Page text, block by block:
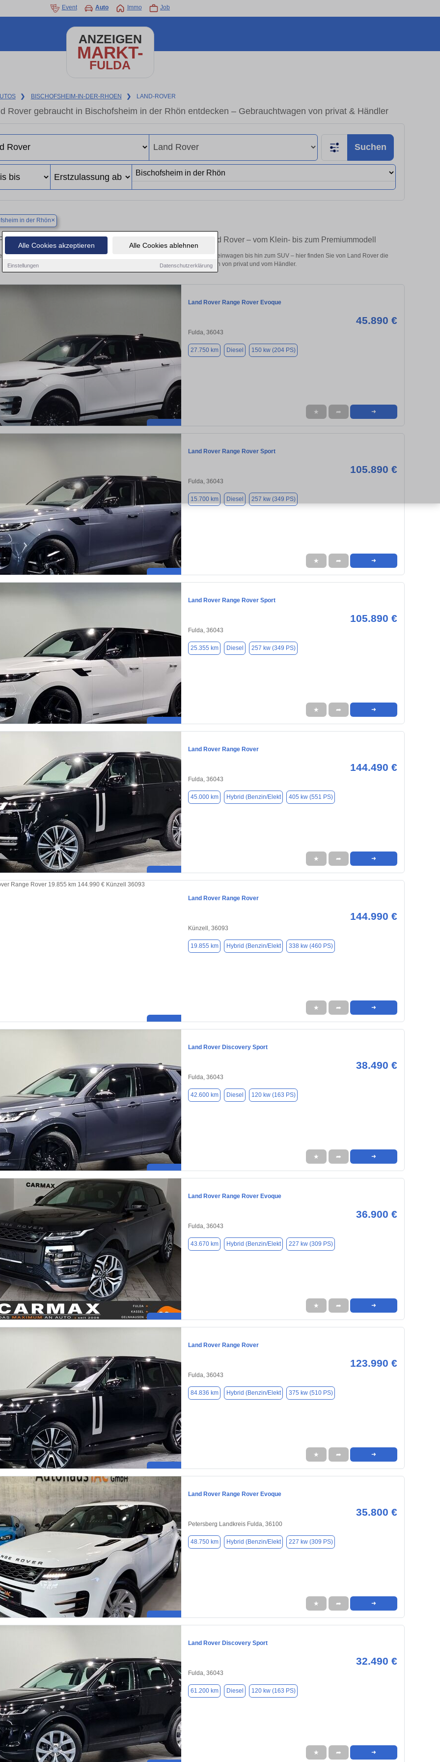
Alle Cookies akzeptieren Alle Cookies ablehnen
Einstellungen Datenschutzerklärung
Event Auto Immo Job
ANZEIGEN
MARKT-
FULDA
❯ BISCHOFSHEIM-IN-DER-RHOEN ❯ LAND-ROVER
Rover gebraucht in Bischofsheim in der Rhön entdecken – Gebrauchtwagen von privat & Händler
Suchen
in der Rhön×
Sie in Bischofsheim in der Rhön Ihren gebrauchten Land Rover – vom Klein- bis zum Premiummodell
Sie in Bischofsheim in der Rhön gebrauchte Land Rover Fahrzeuge. Von Kleinwagen bis hin zum SUV – hier finden Sie von Land Rover die
besten Gebrauchtwagen in Bischofsheim in der Rhön von privat und vom Händler.
Land Rover Range Rover Evoque
45.890 €
Fulda, 36043
27.750 km Diesel 150 kw (204 PS)
★ ➦ ➜
Land Rover Range Rover Sport
105.890 €
Fulda, 36043
15.700 km Diesel 257 kw (349 PS)
★ ➦ ➜
Land Rover Range Rover Sport
105.890 €
Fulda, 36043
25.355 km Diesel 257 kw (349 PS)
★ ➦ ➜
Land Rover Range Rover
144.490 €
Fulda, 36043
45.000 km Hybrid (Benzin/Elekt 405 kw (551 PS)
★ ➦ ➜
Land Rover Range Rover
144.990 €
Künzell, 36093
19.855 km Hybrid (Benzin/Elekt 338 kw (460 PS)
★ ➦ ➜
Land Rover Discovery Sport
38.490 €
Fulda, 36043
42.600 km Diesel 120 kw (163 PS)
★ ➦ ➜
Land Rover Range Rover Evoque
36.900 €
Fulda, 36043
43.670 km Hybrid (Benzin/Elekt 227 kw (309 PS)
★ ➦ ➜
Land Rover Range Rover
123.990 €
Fulda, 36043
84.836 km Hybrid (Benzin/Elekt 375 kw (510 PS)
★ ➦ ➜
Land Rover Range Rover Evoque
35.800 €
Petersberg Landkreis Fulda, 36100
48.750 km Hybrid (Benzin/Elekt 227 kw (309 PS)
★ ➦ ➜
Land Rover Discovery Sport
32.490 €
Fulda, 36043
61.200 km Diesel 120 kw (163 PS)
★ ➦ ➜